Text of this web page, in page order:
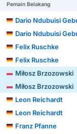
Pemain Belakang
Dario Ndubuisi
Dario Ndubuisi
Felix Ruschke
Felix Ruschke
Miłosz Brzozowski
Miłosz Brzozowski
Leon Reichardt
Leon Reichardt
Franz Pfanne